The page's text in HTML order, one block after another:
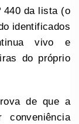
440 da lista (o
identificados
vivo e
do próprio
de que a